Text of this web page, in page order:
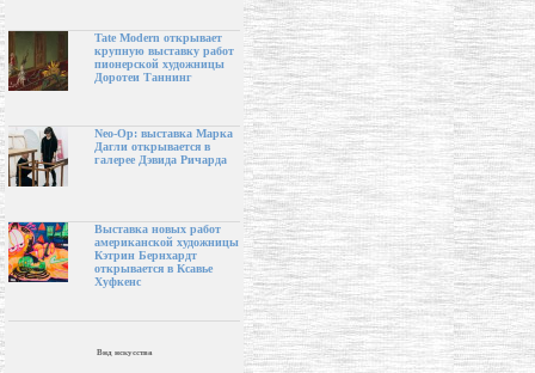
Tate Modern открывает
крупную выставку работ
пионерской художницы
Доротеи Таннинг
Neo-Op: выставка Марка
Дагли открывается в
галерее Дэвида Ричарда
Выставка новых работ
американской художницы
Кэтрин Бернхардт
открывается в Ксавье
Хуфкенс
Вид искусства